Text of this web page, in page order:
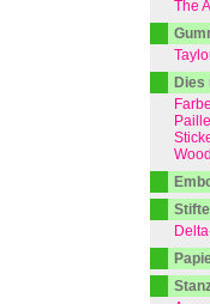
The
Dies
Stifte